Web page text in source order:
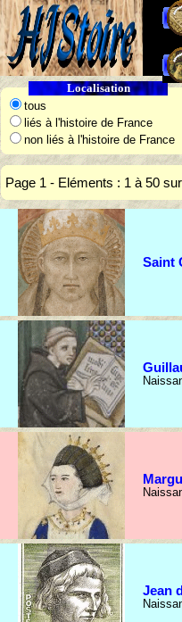
Localisation
tous
liés à l'histoire de France
non liés à l'histoire de France
Page 1 - Eléments : 1 à 50
Saint
Jean